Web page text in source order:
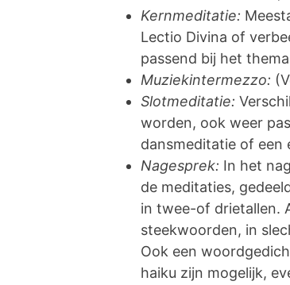
Kernmeditatie:
Lectio Divina of
passend bij het
Muziekintermezzo:
Slotmeditatie:
worden, ook weer
dansmeditatie of een
Nagesprek: In het
de meditaties,
in twee-of drietallen.
steekwoorden, in
Ook een
haiku zijn mogelijk,